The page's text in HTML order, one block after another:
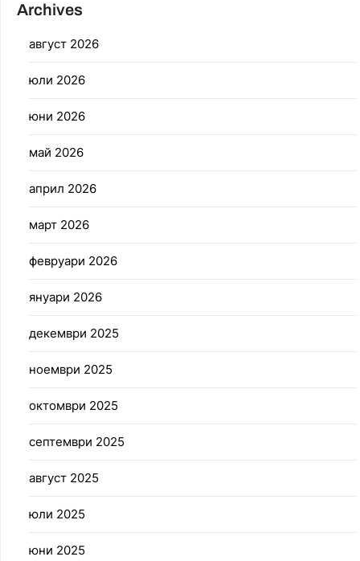
Archives
август 2026
юли 2026
юни 2026
май 2026
април 2026
март 2026
февруари 2026
януари 2026
декември 2025
ноември 2025
октомври 2025
септември 2025
август 2025
юли 2025
юни 2025